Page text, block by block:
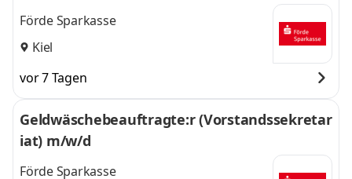
Förde Sparkasse
Kiel
vor 7 Tagen
Geldwäschebeauftragte:r (Vorstandssekretar
iat) m/w/d
Förde Sparkasse